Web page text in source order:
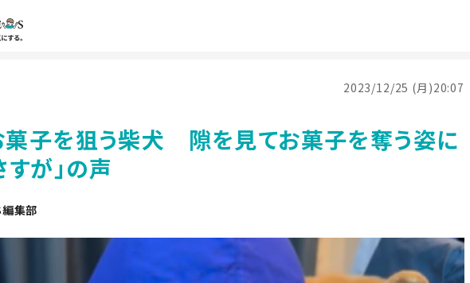
2023/12/25 (月)20:07
子を狙う柴犬 隙を見てお菓子を奪う姿に
すが」の声
編集部